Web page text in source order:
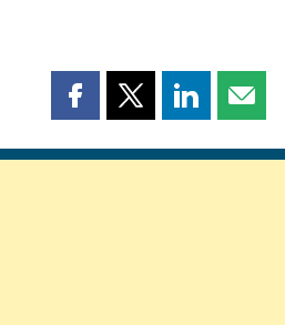
Partager
page
Partager
page
Partager
page page